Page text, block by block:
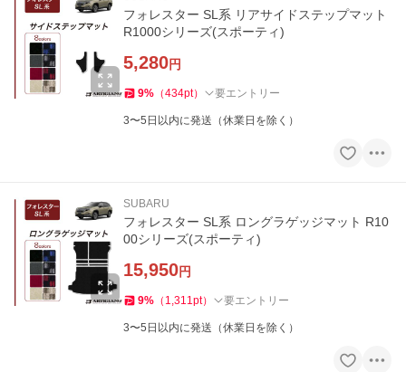
フォレスター SL系 リアサイドステップマット
R1000シリーズ(スポーティ)
5,280円
9% （434pt） 要エントリー
3〜5日以内に発送（休業日を除く）
SUBARU
フォレスター SL系 ロングラゲッジマット R10
00シリーズ(スポーティ)
15,950円
9% （ 1,311pt） 要エントリー
3〜5日以内に発送（休業日を除く）